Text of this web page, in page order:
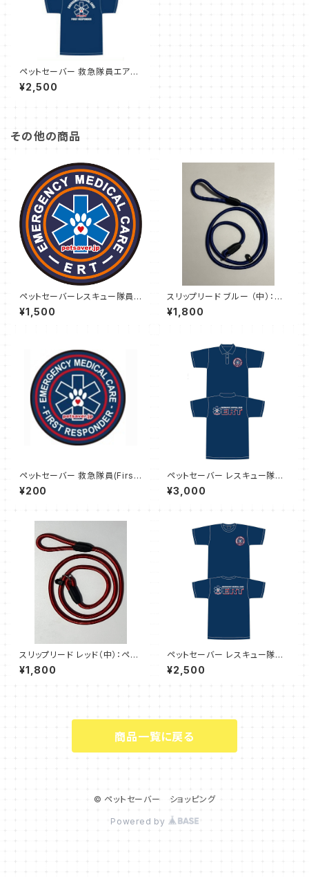
ペットセーバー 救急隊員エアラ
イドTシャツ(First Responde
r) サイズ XXL
¥2,500
その他の商品
ペットセーバーレスキュー隊員
（ERT）熱圧着ワッペン
¥1,500
スリップリード ブルー （中）：ペ
ットのしつけやトレーニングに最
適
¥1,800
ペットセーバー 救急隊員(First
Responder02)ステッカー（ス
マホケースサイズ）
¥200
ペットセーバー レスキュー隊員
ドライポロシャツ(ERT) サイズ
L
¥3,000
スリップリード レッド（中）：ペッ
トのしつけやトレーニングに最適
¥1,800
ペットセーバー レスキュー隊員
エアライドTシャツ(ERT) サイズ
M
¥2,500
商品一覧に戻る
© ペットセーバー ショッピング
Powered by